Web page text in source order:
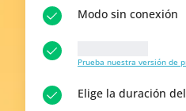
Modo sin conexión
Prueba nuestra versión de
Elige la duración